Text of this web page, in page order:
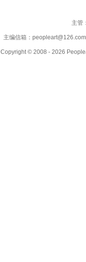
主管
主编信箱：
Copyright © 2008 - 2026